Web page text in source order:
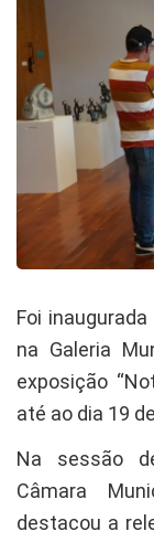
Foi
na Galeria
exposição
até ao dia 19
Na sessão
Câmara
destacou a